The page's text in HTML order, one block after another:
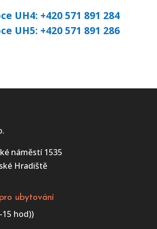
UH4: +420 571 891 284
UH5: +420 571 891 286
náměstí 1535
Hradiště
ubytování
15 hod))